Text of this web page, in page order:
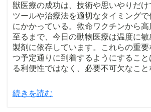
獣医療の成功は、技術や思いやりだ
ツールや治療法を適切なタイミング
にかかっている。救命ワクチンから
至るまで、今日の動物医療は温度に
製剤に依存しています。これらの重
つ予定通りに到着するようにするこ
る利便性ではなく、必要不可欠なこと
続きを読む